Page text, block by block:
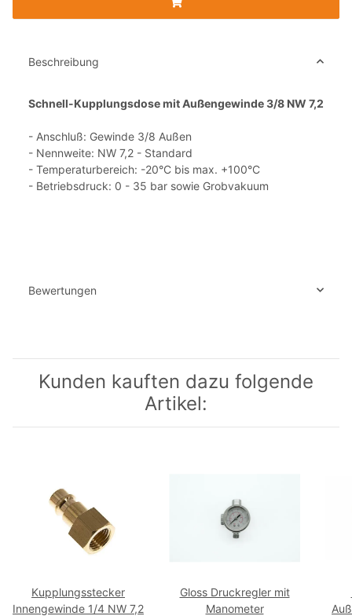
Beschreibung
Schnell-Kupplungsdose mit Außengewinde 3/8 NW 7,2
- Anschluß: Gewinde 3/8 Außen
- Nennweite: NW 7,2 - Standard
- Temperaturbereich: -20°C bis max. +100°C
- Betriebsdruck: 0 - 35 bar sowie Grobvakuum
Bewertungen
Kunden kauften dazu folgende
Artikel:
Kupplungsstecker
Innengewinde 1/4 NW 7,2
Gloss Druckregler mit
Manometer